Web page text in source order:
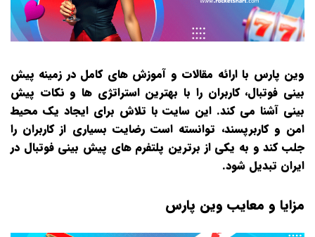
وین پارس با ارائه مقالات و آموزش‌ های کامل در زمینه پیش‌
بینی فوتبال، کاربران را با بهترین استراتژی‌ ها و نکات پیش‌
بینی آشنا می‌ کند. این سایت با تلاش برای ایجاد یک محیط
امن و کاربرپسند، توانسته است رضایت بسیاری از کاربران را
جلب کند و به یکی از برترین پلتفرم‌ های پیش‌ بینی فوتبال در
ایران تبدیل شود.
مزایا و معایب وین پارس